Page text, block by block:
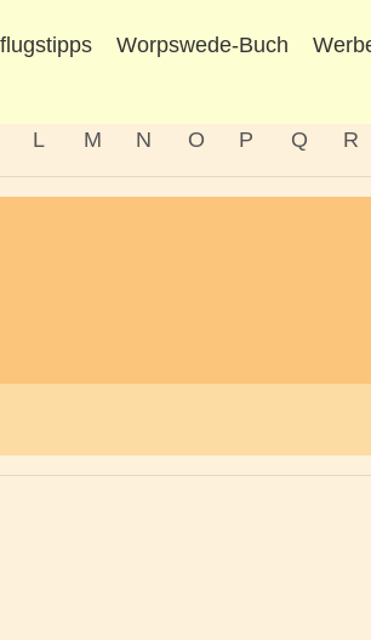
Worpswede-Buch
L M N O P Q R